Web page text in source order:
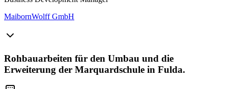
MaibornWolff GmbH
Rohbauarbeiten für den Umbau und die
Erweiterung der Marquardschule in Fulda.